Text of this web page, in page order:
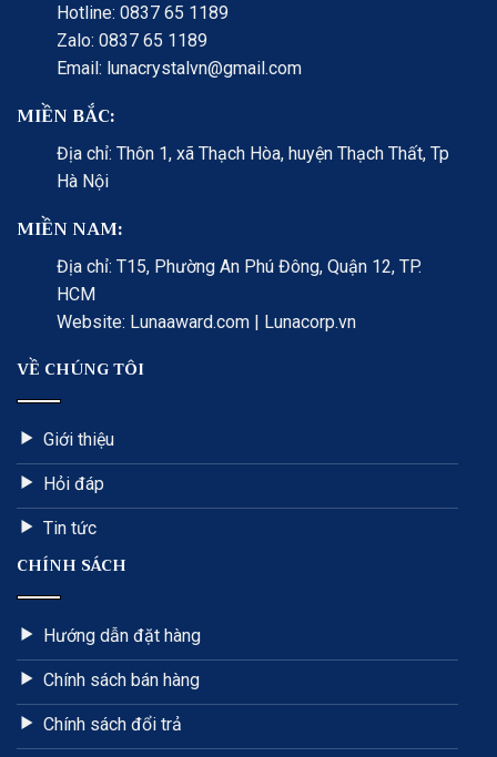
Hotline: 0837 65 1189
Zalo: 0837 65 1189
Email: lunacrystalvn@gmail.com
MIỀN BẮC:
Địa chỉ: Thôn 1, xã Thạch Hòa, huyện Thạch Thất, Tp
Hà Nội
MIỀN NAM:
Địa chỉ: T15, Phường An Phú Đông, Quận 12, TP.
HCM
Website: Lunaaward.com | Lunacorp.vn
VỀ CHÚNG TÔI
Giới thiệu
Hỏi đáp
Tin tức
CHÍNH SÁCH
Hướng dẫn đặt hàng
Chính sách bán hàng
Chính sách đổi trả